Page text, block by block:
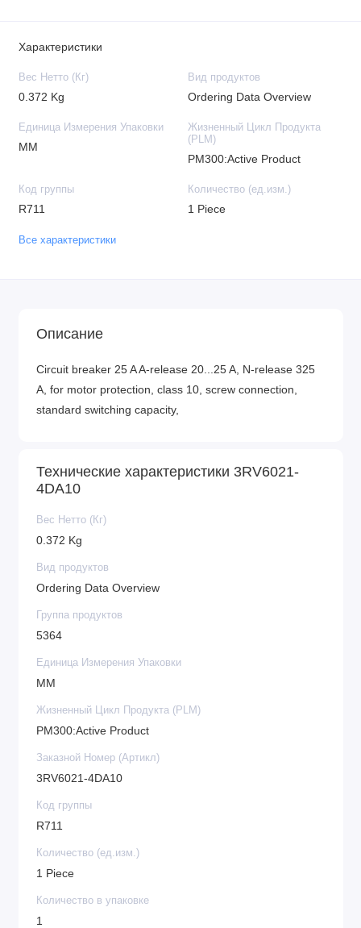
Характеристики
Вес Нетто (Кг)
0.372 Kg
Вид продуктов
Ordering Data Overview
Единица Измерения Упаковки
MM
Жизненный Цикл Продукта
(PLM)
PM300:Active Product
Код группы
R711
Количество (ед.изм.)
1 Piece
Все характеристики
Описание
Circuit breaker 25 A A-release 20...25 A, N-release 325
A, for motor protection, class 10, screw connection,
standard switching capacity,
Технические характеристики 3RV6021-
4DA10
Вес Нетто (Кг)
0.372 Kg
Вид продуктов
Ordering Data Overview
Группа продуктов
5364
Единица Измерения Упаковки
MM
Жизненный Цикл Продукта (PLM)
PM300:Active Product
Заказной Номер (Артикл)
3RV6021-4DA10
Код группы
R711
Количество (ед.изм.)
1 Piece
Количество в упаковке
1